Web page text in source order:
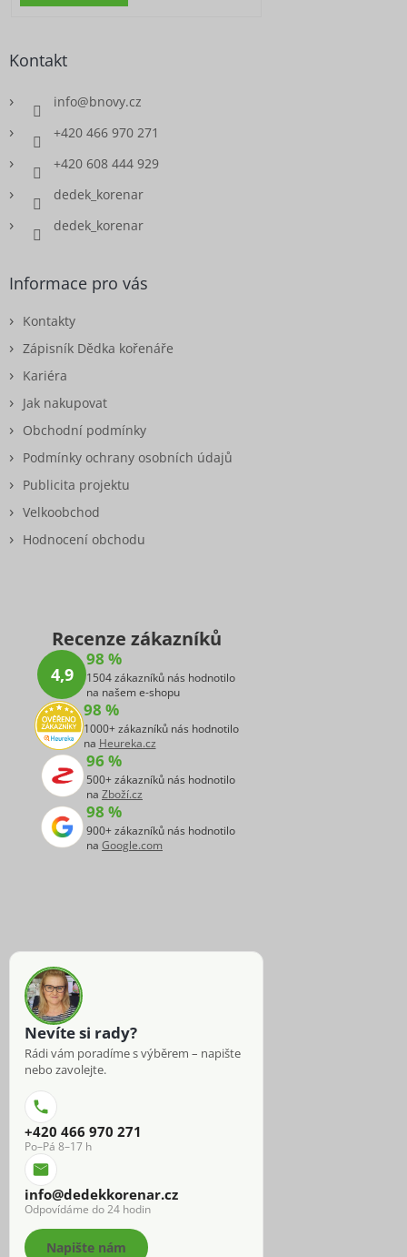
Kontakt
info@bnovy.cz
+420 466 970 271
+420 608 444 929
dedek_korenar
dedek_korenar
Informace pro vás
Kontakty
Zápisník Dědka kořenáře
Kariéra
Jak nakupovat
Obchodní podmínky
Podmínky ochrany osobních údajů
Publicita projektu
Velkoobchod
Hodnocení obchodu
Recenze zákazníků
4,9
98 %
1504 zákazníků nás hodnotilo
na našem e-shopu
98 %
1000+ zákazníků nás hodnotilo
na Heureka.cz
96 %
500+ zákazníků nás hodnotilo
na Zboží.cz
98 %
900+ zákazníků nás hodnotilo
na Google.com
Nevíte si rady?
Rádi vám poradíme s výběrem – napište
nebo zavolejte.
+420 466 970 271
Po–Pá 8–17 h
info@dedekkorenar.cz
Odpovídáme do 24 hodin
Napište nám